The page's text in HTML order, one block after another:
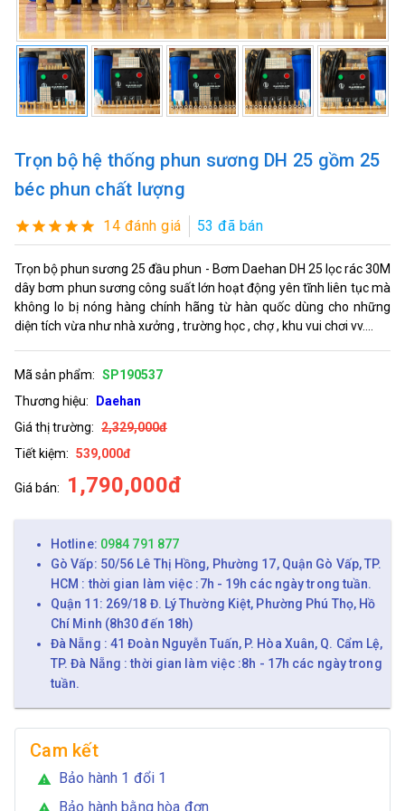
Trọn bộ hệ thống phun sương DH 25 gồm 25
béc phun chất lượng
14 đánh giá 53 đã bán
Trọn bộ phun sương 25 đầu phun - Bơm Daehan DH 25 lọc rác 30M
dây bơm phun sương công suất lớn hoạt động yên tĩnh liên tục mà
không lo bị nóng hàng chính hãng từ hàn quốc dùng cho những
diện tích vừa như nhà xưởng , trường học , chợ , khu vui chơi vv....
Mã sản phẩm: SP190537
Thương hiệu:
Daehan
Giá thị trường: 2,329,000đ
Tiết kiệm: 539,000đ
Giá bán: 1,790,000đ
Hotline: 0984 791 877
Gò Vấp: 50/56 Lê Thị Hồng, Phường 17, Quận Gò Vấp, TP.
HCM : thời gian làm việc :7h - 19h các ngày trong tuần.
Quận 11: 269/18 Đ. Lý Thường Kiệt, Phường Phú Thọ, Hồ
Chí Minh (8h30 đến 18h)
Đà Nẵng : 41 Đoàn Nguyễn Tuấn, P. Hòa Xuân, Q. Cẩm Lệ,
TP. Đà Nẵng : thời gian làm việc :8h - 17h các ngày trong
tuần.
Cam kết
warning Bảo hành 1 đổi 1
Bảo hành bằng hòa đơn